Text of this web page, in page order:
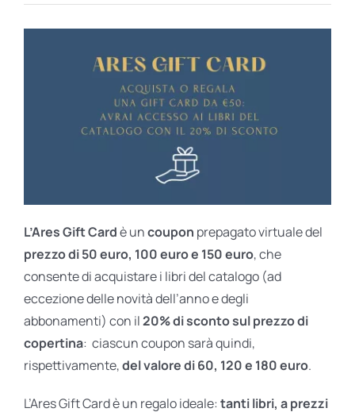
L’Ares Gift Cardè uncoupon prepagato virtuale del
prezzo di 50 euro, 100 euro e 150 euro, che
consente di acquistare i libri del catalogo (ad
eccezione delle novità dell’anno e degli
abbonamenti) con il20% di sconto sul prezzo di
copertina: ciascun coupon sarà quindi,
rispettivamente,del valore di 60, 120 e 180 euro.
L’Ares Gift Card è un regalo ideale: tanti libri, a prezzi